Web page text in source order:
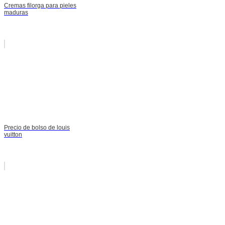
Cremas filorga para pieles
maduras
Precio de bolso de louis
vuitton